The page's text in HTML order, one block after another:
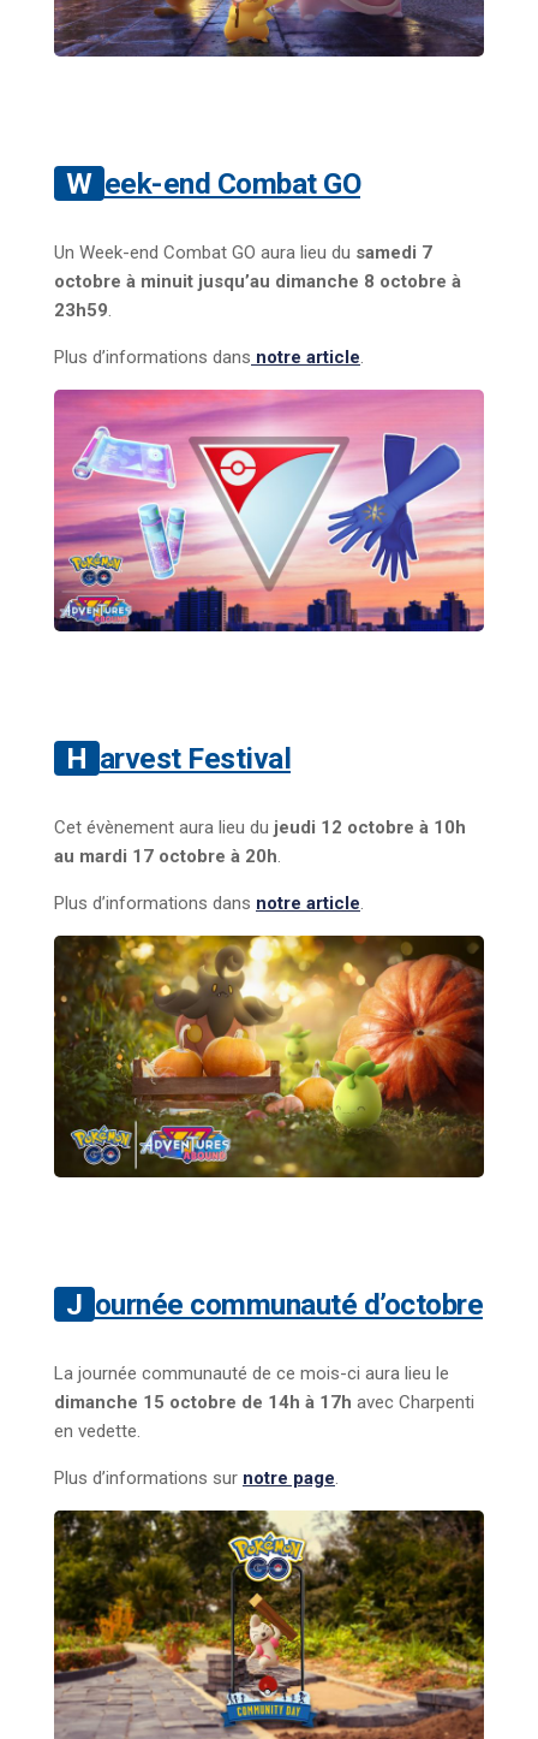
Week-end Combat GO
Un Week-end Combat GO aura lieu du samedi 7
octobre à minuit jusqu’au dimanche 8 octobre à
23h59.
Plus d’informations dans notre article.
Harvest Festival
Cet évènement aura lieu du jeudi 12 octobre à 10h
au mardi 17 octobre à 20h.
Plus d’informations dans notre article.
Journée communauté d’octobre
La journée communauté de ce mois-ci aura lieu le
dimanche 15 octobre de 14h à 17h avec Charpenti
en vedette.
Plus d’informations sur notre page.